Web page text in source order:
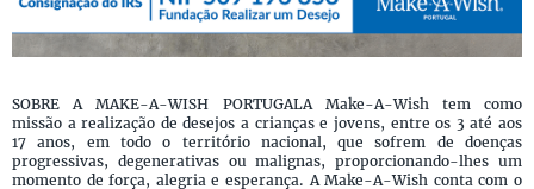
SOBRE A MAKE-A-WISH PORTUGALA Make-A-Wish tem como
missão a realização de desejos a crianças e jovens, entre os 3 até aos
17 anos, em todo o território nacional, que sofrem de doenças
progressivas, degenerativas ou malignas, proporcionando-lhes um
momento de força, alegria e esperança. A Make-A-Wish conta com o